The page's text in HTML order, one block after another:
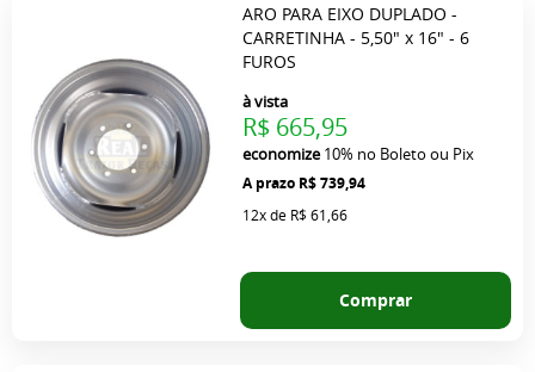
ARO PARA EIXO DUPLADO -
CARRETINHA - 5,50" x 16" - 6
FUROS
R$ 739,94
à vista
R$ 665,95
economize10% no Boleto ou Pix
12xde R$ 61,66
Comprar